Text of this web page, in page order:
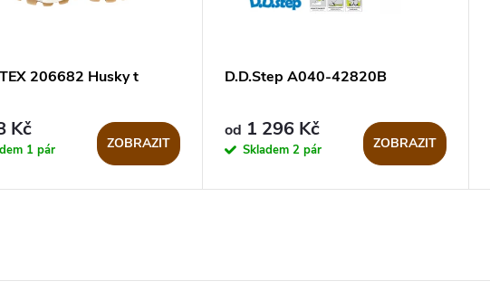
206682 Husky t
Kč
1 pár ZOBRAZIT
D.D.Step A040-42820B
od 1 296 Kč
Skladem 2 pár ZOBRAZIT